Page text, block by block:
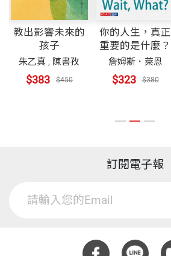
教出影響未來的
孩子
朱乙真 , 陳書孜
$383 $450
你的人生，真正
重要的是什麼？
詹姆斯．萊恩
$323 $380
訂閱電子報